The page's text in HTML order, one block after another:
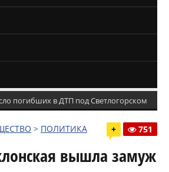
погибших в ДТП под Светлогорском
> ПОЛИТИКА + 751
вышла замуж